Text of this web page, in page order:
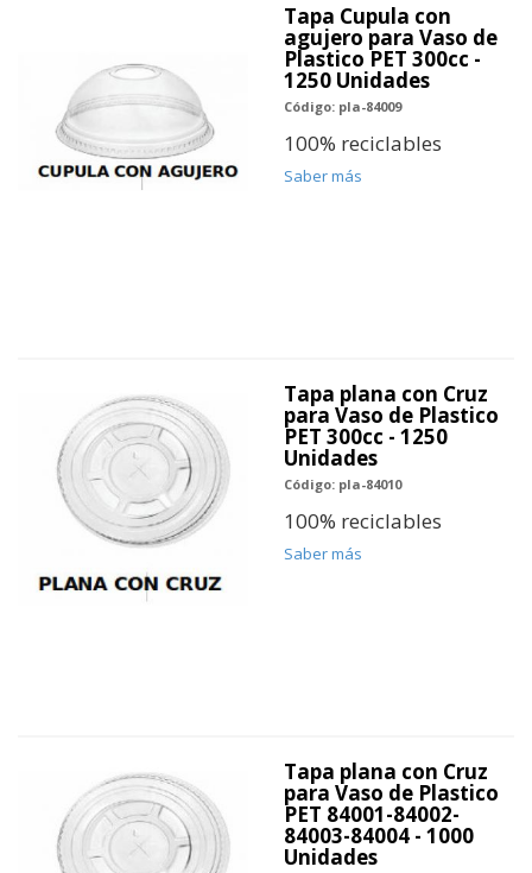
Tapa Cupula con
agujero para Vaso de
Plastico PET 300cc -
1250 Unidades
Código: pla-84009
100% reciclables
Saber más
Tapa plana con Cruz
para Vaso de Plastico
PET 300cc - 1250
Unidades
Código: pla-84010
100% reciclables
Saber más
Tapa plana con Cruz
para Vaso de Plastico
PET 84001-84002-
84003-84004 - 1000
Unidades